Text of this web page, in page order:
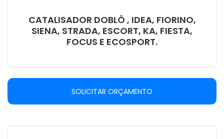
CATALISADOR DOBLÔ , IDEA, FIORINO,
SIENA, STRADA, ESCORT, KA, FIESTA,
FOCUS E ECOSPORT.
SOLICITAR ORÇAMENTO